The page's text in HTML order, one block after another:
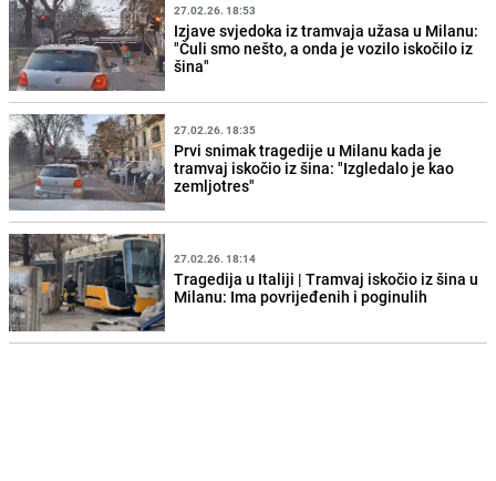
27.02.26. 18:53
Izjave svjedoka iz tramvaja užasa u Milanu:
"Čuli smo nešto, a onda je vozilo iskočilo iz
šina"
27.02.26. 18:35
Prvi snimak tragedije u Milanu kada je
tramvaj iskočio iz šina: "Izgledalo je kao
zemljotres"
27.02.26. 18:14
Tragedija u Italiji | Tramvaj iskočio iz šina u
Milanu: Ima povrijeđenih i poginulih